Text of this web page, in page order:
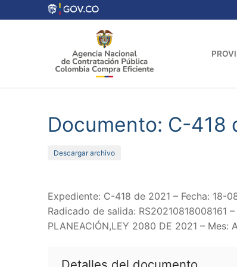
al
Documento: C-418
Descargar archivo
Expediente: C-418 de 2021 – Fecha: 18-
Radicado de salida: RS20210818008161 –
PLANEACIÓN,LEY 2080 DE 2021 – Mes: